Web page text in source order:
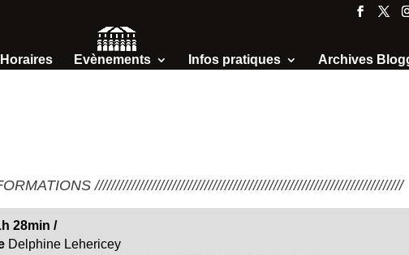
Horaires Evènements Infos pratiques Archives
////////////////////////////////////////////////////////////////////////////
28min /
Delphine Lehericey